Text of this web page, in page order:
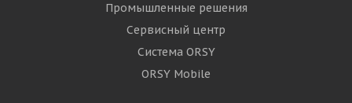
Промышленные решения
Сервисный центр
Система ORSY
ORSY Mobile